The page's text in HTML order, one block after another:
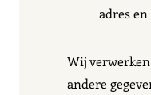
adres
Wij verwerken
andere